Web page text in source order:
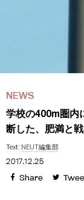
NEWS
学校の400m圏内
断した、肥満と
Text: NEUT編集部
2017.12.25
Share